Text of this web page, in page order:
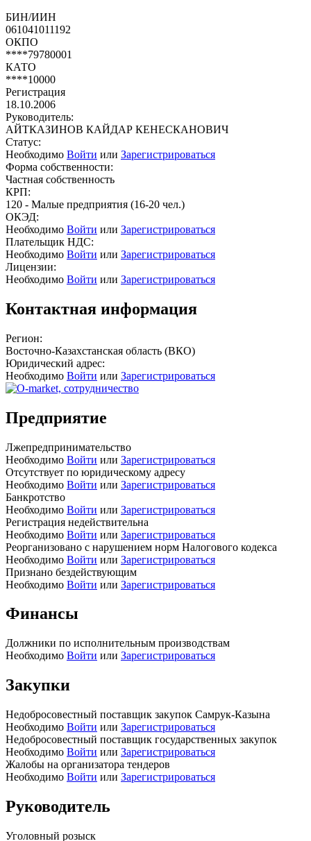
БИН/ИИН
061041011192
ОКПО
****79780001
КАТО
****10000
Регистрация
18.10.2006
Руководитель:
АЙТКАЗИНОВ КАЙДАР КЕНЕСКАНОВИЧ
Статус:
Необходимо Войти или Зарегистрироваться
Форма собственности:
Частная собственность
КРП:
120 - Малые предприятия (16-20 чел.)
ОКЭД:
Необходимо Войти или Зарегистрироваться
Плательщик НДС:
Необходимо Войти или Зарегистрироваться
Лицензии:
Необходимо Войти или Зарегистрироваться
Контактная информация
Регион:
Восточно-Казахстанская область (ВКО)
Юридический адрес:
Необходимо Войти или Зарегистрироваться
Предприятие
Лжепредпринимательство
Необходимо Войти или Зарегистрироваться
Отсутствует по юридическому адресу
Необходимо Войти или Зарегистрироваться
Банкротство
Необходимо Войти или Зарегистрироваться
Регистрация недействительна
Необходимо Войти или Зарегистрироваться
Реорганизовано с нарушением норм Налогового кодекса
Необходимо Войти или Зарегистрироваться
Признано бездействующим
Необходимо Войти или Зарегистрироваться
Финансы
Должники по исполнительным производствам
Необходимо Войти или Зарегистрироваться
Закупки
Недобросовестный поставщик закупок Самрук-Казына
Необходимо Войти или Зарегистрироваться
Недобросовестный поставщик государственных закупок
Необходимо Войти или Зарегистрироваться
Жалобы на организатора тендеров
Необходимо Войти или Зарегистрироваться
Руководитель
Уголовный розыск